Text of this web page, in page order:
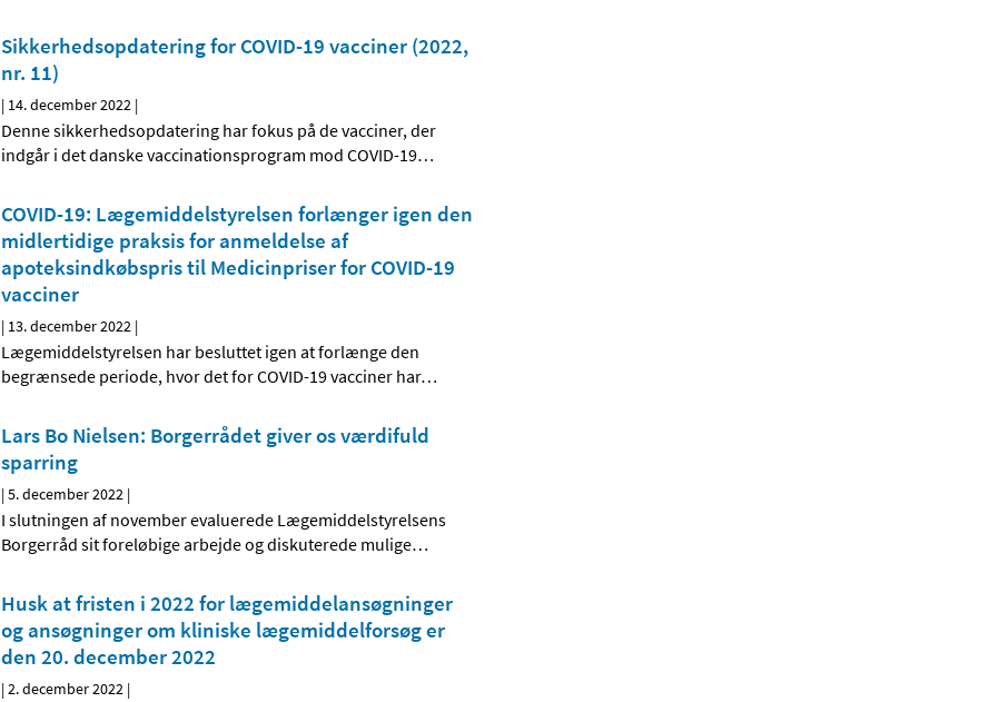
Sikkerhedsopdatering for COVID-19 vacciner (2022,
nr. 11)
| 14. december 2022 |
Denne sikkerhedsopdatering har fokus på de vacciner, der
indgår i det danske vaccinationsprogram mod COVID-19…
COVID-19: Lægemiddelstyrelsen forlænger igen den
midlertidige praksis for anmeldelse af
apoteksindkøbspris til Medicinpriser for COVID-19
vacciner
| 13. december 2022 |
Lægemiddelstyrelsen har besluttet igen at forlænge den
begrænsede periode, hvor det for COVID-19 vacciner har…
Lars Bo Nielsen: Borgerrådet giver os værdifuld
sparring
|5. december 2022 |
I slutningen af november evaluerede Lægemiddelstyrelsens
Borgerråd sit foreløbige arbejde og diskuterede mulige…
Husk at fristen i 2022 for lægemiddelansøgninger
og ansøgninger om kliniske lægemiddelforsøg er
den 20. december 2022
|2. december 2022 |